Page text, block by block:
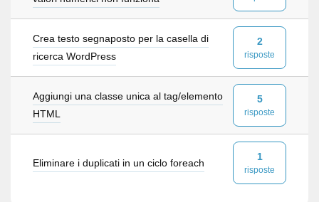
Crea testo segnaposto per la casella di
ricerca WordPress
2
risposte
Aggiungi una classe unica al tag/elemento
HTML
5
risposte
Eliminare i duplicati in un ciclo foreach
1
risposte